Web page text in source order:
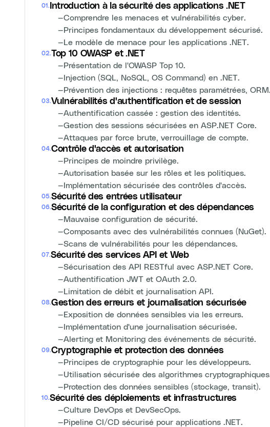
01 . Introduction à la sécurité des applications .NET
—Comprendre les menaces et vulnérabilités cyber.
—Principes fondamentaux du développement sécurisé.
—Le modèle de menace pour les applications .NET.
02.Top 10 OWASP et .NET
—Présentation de l'OWASP Top 10.
—Injection (SQL, NoSQL, OS Command) en .NET.
—Prévention des injections : requêtes paramétrées, ORM.
03.Vulnérabilités d'authentification et de session
—Authentification cassée : gestion des identités.
—Gestion des sessions sécurisées en ASP.NET Core.
—Attaques par force brute, verrouillage de compte.
04.Contrôle d'accès et autorisation
—Principes de moindre privilège.
—Autorisation basée sur les rôles et les politiques.
—Implémentation sécurisée des contrôles d'accès.
05.Sécurité des entrées utilisateur
06.Sécurité de la configuration et des dépendances
—Mauvaise configuration de sécurité.
—Composants avec des vulnérabilités connues (NuGet).
—Scans de vulnérabilités pour les dépendances.
07.Sécurité des services API et Web
—Sécurisation des API RESTful avec ASP.NET Core.
—Authentification JWT et OAuth 2.0.
—Limitation de débit et journalisation API.
08.Gestion des erreurs et journalisation sécurisée
—Exposition de données sensibles via les erreurs.
—Implémentation d'une journalisation sécurisée.
—Alerting et Monitoring des événements de sécurité.
09.Cryptographie et protection des données
—Principes de cryptographie pour les développeurs.
—Utilisation sécurisée des algorithmes cryptographiques.
—Protection des données sensibles (stockage, transit).
10.Sécurité des déploiements et infrastructures
—Culture DevOps et DevSecOps.
—Pipeline CI/CD sécurisé pour applications .NET.